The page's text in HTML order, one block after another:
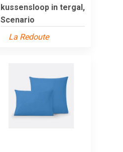
kussensloop in tergal,
Scenario
La Redoute